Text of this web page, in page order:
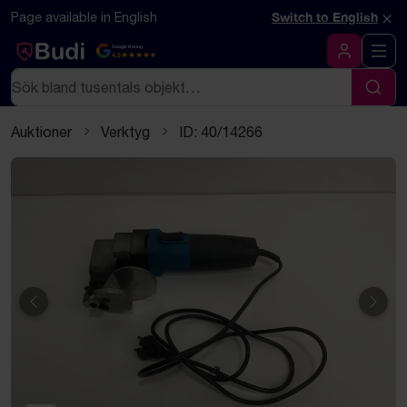
Hoppa till innehåll
Textbaserad (markdown) version av denna sida
Page available in English Switch to English ×
Google Rating
4.5
Logga in
Sök
Sök
Auktioner Verktyg ID: 40/14266
Föregående